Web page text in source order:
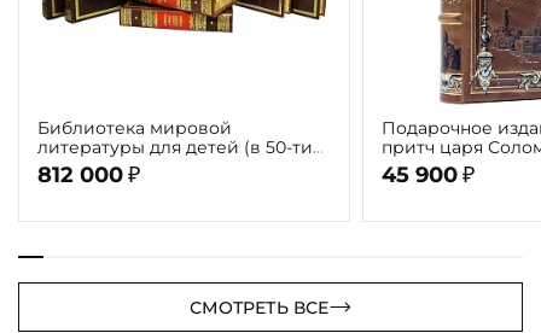
Библиотека мировой
литературы для детей (в 50-ти
томах 58 книг)
812 000 ₽
Подарочное
притч царя
45 900 ₽
СМОТРЕТЬ ВСЕ